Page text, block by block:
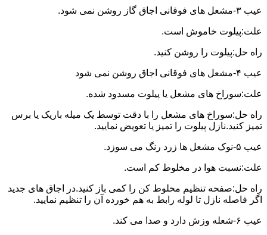
عیب ۳-مشعل های فوقانی اجاق گاز روشن نمی شود.
علت:پیلوت خاموش است.
راه حل:پیلوت را روشن کنید.
عیب ۴-مشعل های فوقانی اجاق روشن نمی شود
علت:سوراخ های مشعل یا پیلوت مسدود شده.
راه حل:سوراخ های مشعل را با دقت توسط یک میله باریک یا برس
تمیز کنید.نازل پیلوت را تمیز یا تعویض نمایید.
عیب ۵-نوک مشعل ها زرد رنگ می سوزد.
علت:نسبت هوا در مخلوط کم است.
راه حل:صفحه تنظیم مخلوط کن را کمی باز کنید.در اجاق های جدید
اگر فاصله نازل تا لوله رابط به هم خورده آن را تنظیم نمایید.
عیب ۶-شعله وزش دارد و صدا می کند.